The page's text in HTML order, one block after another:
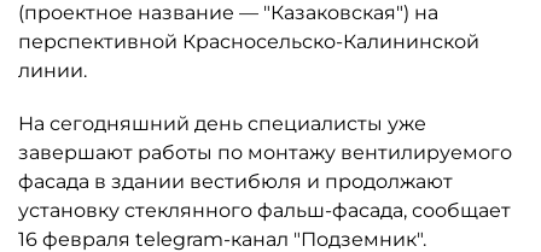
(проектное название — "Казаковская") на
перспективной Красносельско-Калининской
линии.
На сегодняшний день специалисты уже
завершают работы по монтажу вентилируемого
фасада в здании вестибюля и продолжают
установку стеклянного фальш-фасада, сообщает
16 февраля telegram-канал "Подземник".